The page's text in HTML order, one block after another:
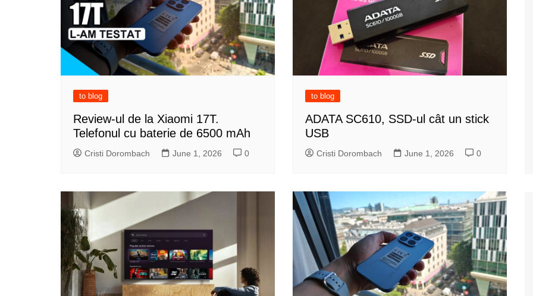
to blog
Review-ul de la Xiaomi 17T.
Telefonul cu baterie de 6500 mAh
Cristi Dorombach June 1, 2026 0
to blog
ADATA SC610, SSD-ul cât un stick
USB
Cristi Dorombach June 1, 2026 0